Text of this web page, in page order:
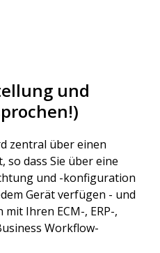
und
zentral über einen
dass Sie über eine
und -konfiguration
Gerät verfügen - und
Ihren ECM-, ERP-,
Workflow-